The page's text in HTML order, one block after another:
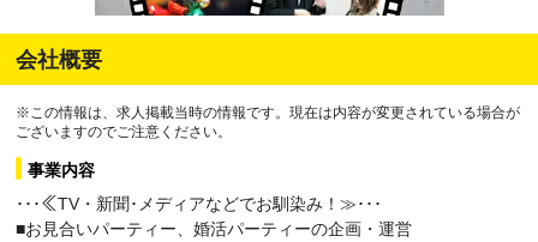
会社概要
※この情報は、求人掲載当時の情報です。現在は内容が変更されている場合が
ございますのでご注意ください。
事業内容
･･･≪TV・新聞･メディアなどでお馴染み！≫･･･
■お見合いパーティー、婚活パーティーの企画・運営